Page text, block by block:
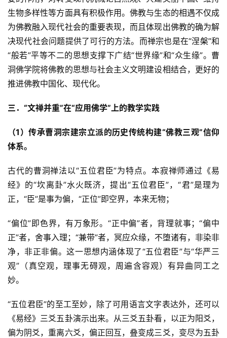
生物多样性等方面具有积极作用。佛教与生态的相遇不仅成
为佛教融入现代社会的重要表现，而且体现出佛教的确为解
决现代社会问题提供了可行的方法。而禅宗也是在“涅槃”和
“般若”平等不二的思想支撑下广结“世界缘”和“众生缘”。曹
洞佛学院将佛教的思想与社会主义文明建设相结合，更好的
推进佛教中国化、现代化。
三．“文禅并重”在“应用佛学”上的教学实践
（1）传承曹洞宗建宗立派的历史传统构建“佛教三观”信仰
体系。
古代的曹洞禅法以“五位君臣”为特点。本寂禅师通过《易
经》的“坎离卦”水火既济，提出“五位君臣”，“君”是理为
正，“臣”是事为偏，“正位”即空界，本来无物；
“偏位”即色界，有万象形。“正中偏”者，背理就事；“偏中
正”者，舍事入理；“兼带”者，冥应众缘，不堕诸有，非染非
净，非正非偏。这一思想内涵体现了“五位君臣”与“华严三
观”（真空观，理事无碍观，周遍含容观）有异曲同工之
妙。
“五位君臣”的至工至妙，除了可用语言文字表达外，还可以
《易经》三爻五卦演示出来。从三爻五卦看，以正为阳爻，
偏为阴爻，重离六爻，偏正回互，叠变成三爻，变尽为五卦